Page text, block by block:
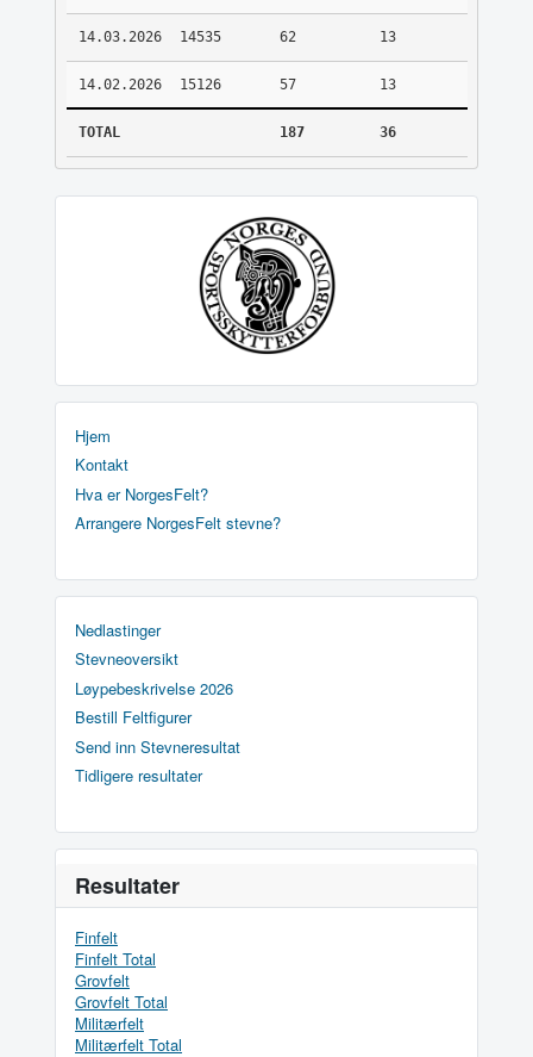
14.03.2026 14535 62 13
14.02.2026 15126 57 13
TOTAL 187 36
Hjem
Kontakt
Hva er NorgesFelt?
Arrangere NorgesFelt stevne?
Nedlastinger
Stevneoversikt
Løypebeskrivelse 2026
Bestill Feltfigurer
Send inn Stevneresultat
Tidligere resultater
Resultater
Finfelt
Finfelt Total
Grovfelt
Grovfelt Total
Militærfelt
Militærfelt Total